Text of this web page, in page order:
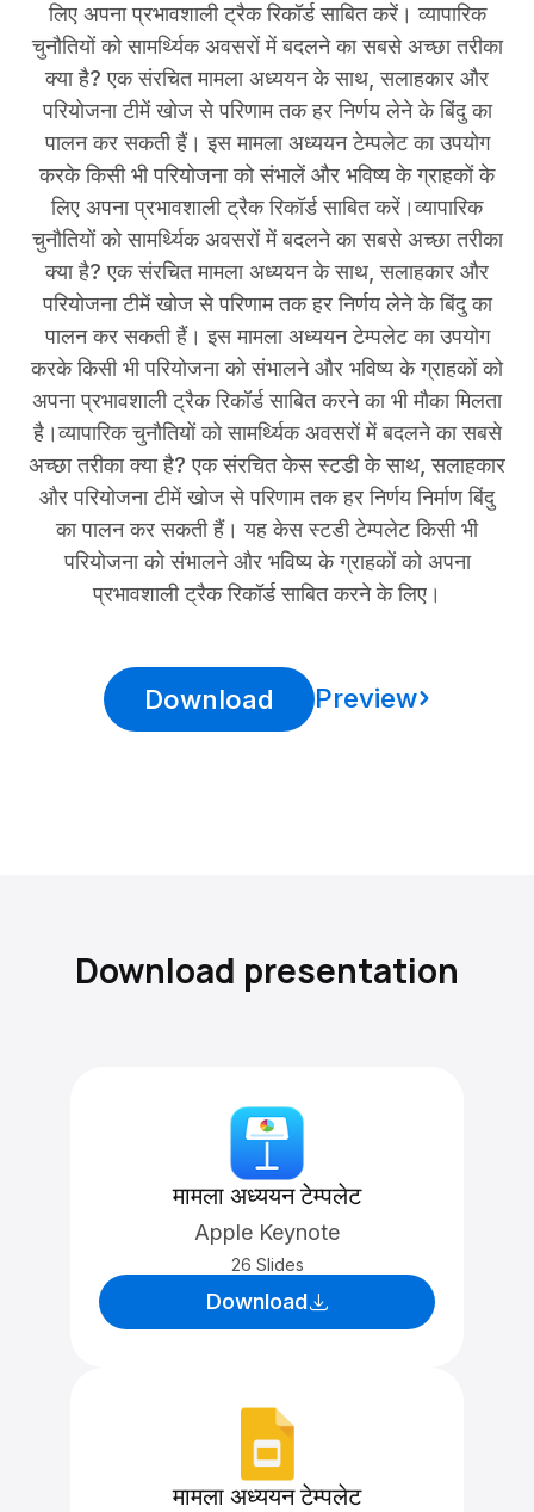
लिए अपना प्रभावशाली ट्रैक रिकॉर्ड साबित करें। व्यापारिक
चुनौतियों को सामर्थ्यिक अवसरों में बदलने का सबसे अच्छा तरीका
क्या है? एक संरचित मामला अध्ययन के साथ, सलाहकार और
परियोजना टीमें खोज से परिणाम तक हर निर्णय लेने के बिंदु का
पालन कर सकती हैं। इस मामला अध्ययन टेम्पलेट का उपयोग
करके किसी भी परियोजना को संभालें और भविष्य के ग्राहकों के
लिए अपना प्रभावशाली ट्रैक रिकॉर्ड साबित करें।व्यापारिक
चुनौतियों को सामर्थ्यिक अवसरों में बदलने का सबसे अच्छा तरीका
क्या है? एक संरचित मामला अध्ययन के साथ, सलाहकार और
परियोजना टीमें खोज से परिणाम तक हर निर्णय लेने के बिंदु का
पालन कर सकती हैं। इस मामला अध्ययन टेम्पलेट का उपयोग
करके किसी भी परियोजना को संभालने और भविष्य के ग्राहकों को
अपना प्रभावशाली ट्रैक रिकॉर्ड साबित करने का भी मौका मिलता
है।व्यापारिक चुनौतियों को सामर्थ्यिक अवसरों में बदलने का सबसे
अच्छा तरीका क्या है? एक संरचित केस स्टडी के साथ, सलाहकार
और परियोजना टीमें खोज से परिणाम तक हर निर्णय निर्माण बिंदु
का पालन कर सकती हैं। यह केस स्टडी टेम्पलेट किसी भी
परियोजना को संभालने और भविष्य के ग्राहकों को अपना
प्रभावशाली ट्रैक रिकॉर्ड साबित करने के लिए।
Download Preview
Download presentation
मामला अध्ययन टेम्पलेट
Apple Keynote
26 Slides
Download
मामला अध्ययन टेम्पलेट